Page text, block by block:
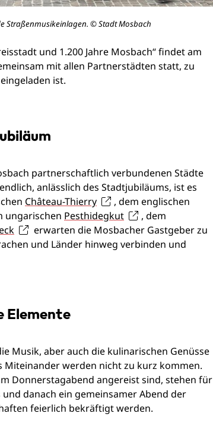
Straßenmusikeinlagen. © Stadt Mosbach
und 1.200 Jahre Mosbach“ findet am
mit allen Partnerstädten statt, zu
ist.
partnerschaftlich verbundenen Städte
anlässlich des Stadtjubiläums, ist es
Château-Thierry
, dem englischen
ungarischen Pesthidegkut
, dem
erwarten die Mosbacher Gastgeber zu
und Länder hinweg verbinden und
Elemente
Musik, aber auch die kulinarischen Genüsse
Miteinander werden nicht zu kurz kommen.
Donnerstagabend angereist sind, stehen für
danach ein gemeinsamer Abend der
feierlich bekräftigt werden.